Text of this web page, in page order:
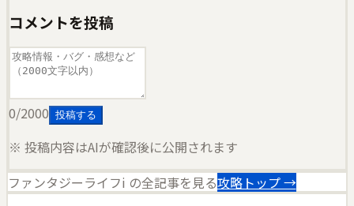
コメントを投稿
0/2000 投稿する
※ 投稿内容はAIが確認後に公開されます
ファンタジーライフi の全記事を見る攻略トップ →